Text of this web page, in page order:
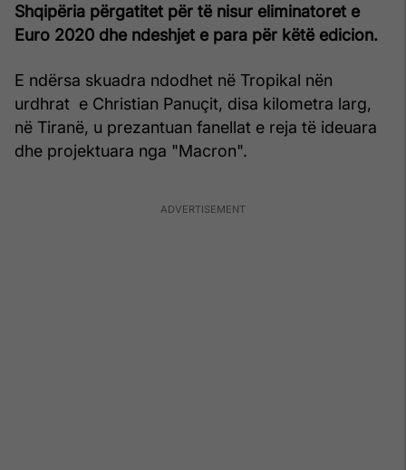
Shqipëria përgatitet për të nisur eliminatoret e
Euro 2020 dhe ndeshjet e para për këtë edicion.
E ndërsa skuadra ndodhet në Tropikal nën
urdhrat e Christian Panuçit, disa kilometra larg,
në Tiranë, u prezantuan fanellat e reja të ideuara
dhe projektuara nga "Macron".